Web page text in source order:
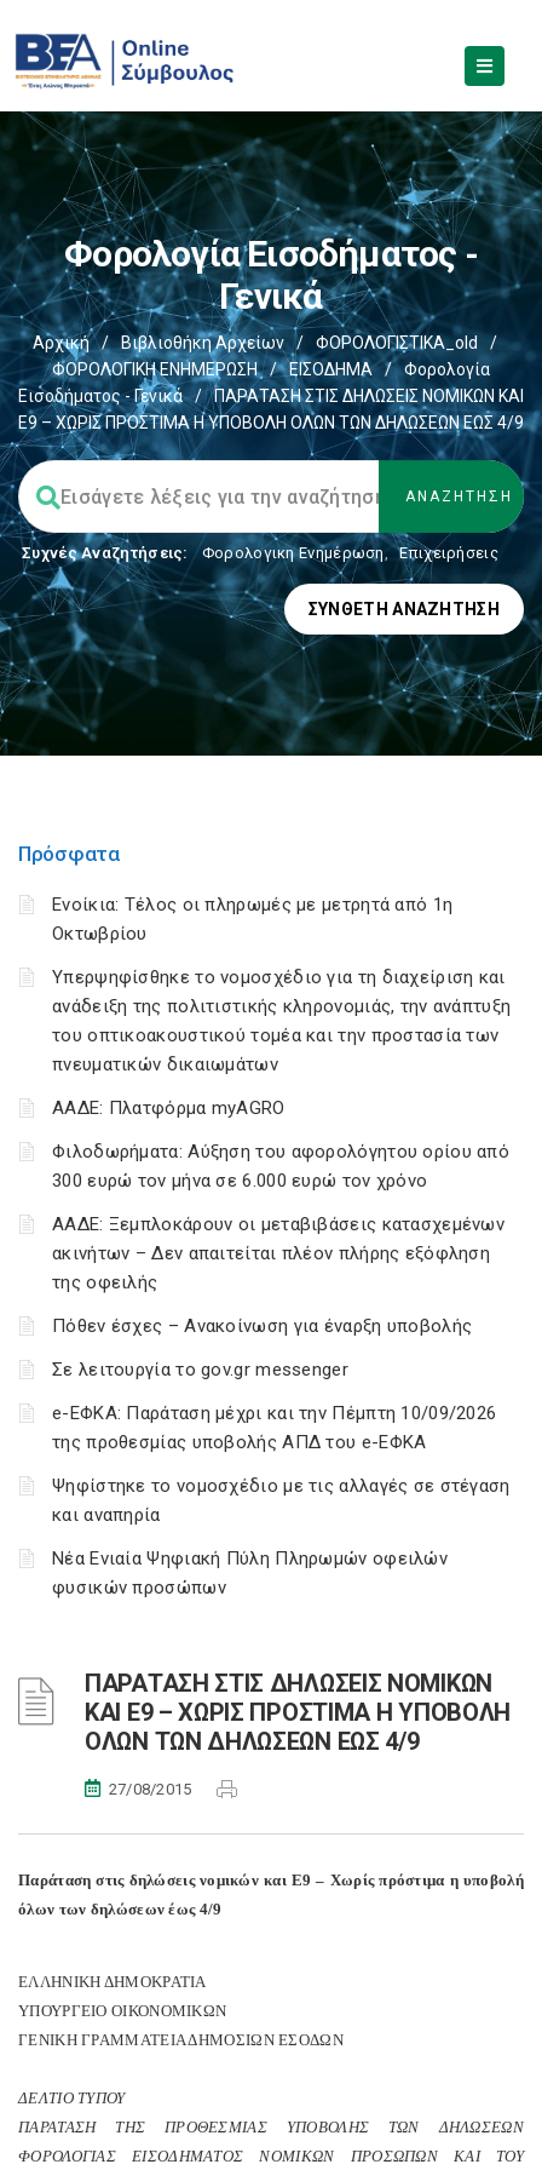
Φορολογία Εισοδήματος -
Γενικά
Αρχική / Βιβλιοθήκη Αρχείων / ΦΟΡΟΛΟΓΙΣΤΙΚΑ_old
/
ΦΟΡΟΛΟΓΙΚΗ ΕΝΗΜΕΡΩΣΗ
/ ΕΙΣΟΔΗΜΑ /
Φορολογία
Εισοδήματος - Γενικά
/
ΠΑΡΑΤΑΣΗ ΣΤΙΣ ΔΗΛΩΣΕΙΣ ΝΟΜΙΚΩΝ ΚΑΙ
Ε9 – ΧΩΡΙΣ ΠΡΟΣΤΙΜΑ Η ΥΠΟΒΟΛΗ ΟΛΩΝ ΤΩΝ ΔΗΛΩΣΕΩΝ ΕΩΣ 4/9
Συχνές Αναζητήσεις: Φορολογικη Ενημέρωση, Επιχειρήσεις
ΣΎΝΘΕΤΗ ΑΝΑΖΉΤΗΣΗ
Πρόσφατα
Ενοίκια: Τέλος οι πληρωμές με μετρητά από 1η
Οκτωβρίου
Υπερψηφίσθηκε το νομοσχέδιο για τη διαχείριση και
ανάδειξη της πολιτιστικής κληρονομιάς, την ανάπτυξη
του οπτικοακουστικού τομέα και την προστασία των
πνευματικών δικαιωμάτων
ΑΑΔΕ: Πλατφόρμα myAGRO
Φιλοδωρήματα: Αύξηση του αφορολόγητου ορίου από
300 ευρώ τον μήνα σε 6.000 ευρώ τον χρόνο
ΑΑΔΕ: Ξεμπλοκάρουν οι μεταβιβάσεις κατασχεμένων
ακινήτων – Δεν απαιτείται πλέον πλήρης εξόφληση
της οφειλής
Πόθεν έσχες – Ανακοίνωση για έναρξη υποβολής
Σε λειτουργία το gov.gr messenger
e-ΕΦΚΑ: Παράταση μέχρι και την Πέμπτη 10/09/2026
της προθεσμίας υποβολής ΑΠΔ του e-ΕΦΚΑ
Ψηφίστηκε το νομοσχέδιο με τις αλλαγές σε στέγαση
και αναπηρία
Νέα Ενιαία Ψηφιακή Πύλη Πληρωμών οφειλών
φυσικών προσώπων
ΠΑΡΑΤΑΣΗ ΣΤΙΣ ΔΗΛΩΣΕΙΣ ΝΟΜΙΚΩΝ
ΚΑΙ Ε9 – ΧΩΡΙΣ ΠΡΟΣΤΙΜΑ Η ΥΠΟΒΟΛΗ
ΟΛΩΝ ΤΩΝ ΔΗΛΩΣΕΩΝ ΕΩΣ 4/9
27/08/2015
Παράταση στις δηλώσεις νομικών και Ε9 – Χωρίς πρόστιμα η υποβολή
όλων των δηλώσεων έως 4/9
ΕΛΛΗΝΙΚΗ ΔΗΜΟΚΡΑΤΙΑ
ΥΠΟΥΡΓΕΙΟ ΟΙΚΟΝΟΜΙΚΩΝ
ΓΕΝΙΚΗ ΓΡΑΜΜΑΤΕΙΑ ΔΗΜΟΣΙΩΝ ΕΣΟΔΩΝ
ΔΕΛΤΙΟ ΤΥΠΟΥ
ΠΑΡΑΤΑΣΗ ΤΗΣ ΠΡΟΘΕΣΜΙΑΣ ΥΠΟΒΟΛΗΣ ΤΩΝ ΔΗΛΩΣΕΩΝ
ΦΟΡΟΛΟΓΙΑΣ ΕΙΣΟΔΗΜΑΤΟΣ ΝΟΜΙΚΩΝ ΠΡΟΣΩΠΩΝ ΚΑΙ ΤΟΥ